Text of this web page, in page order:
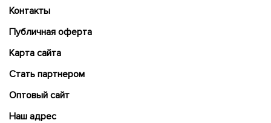
Контакты
Публичная оферта
Карта сайта
Cтать партнером
Оптовый сайт
Наш адрес